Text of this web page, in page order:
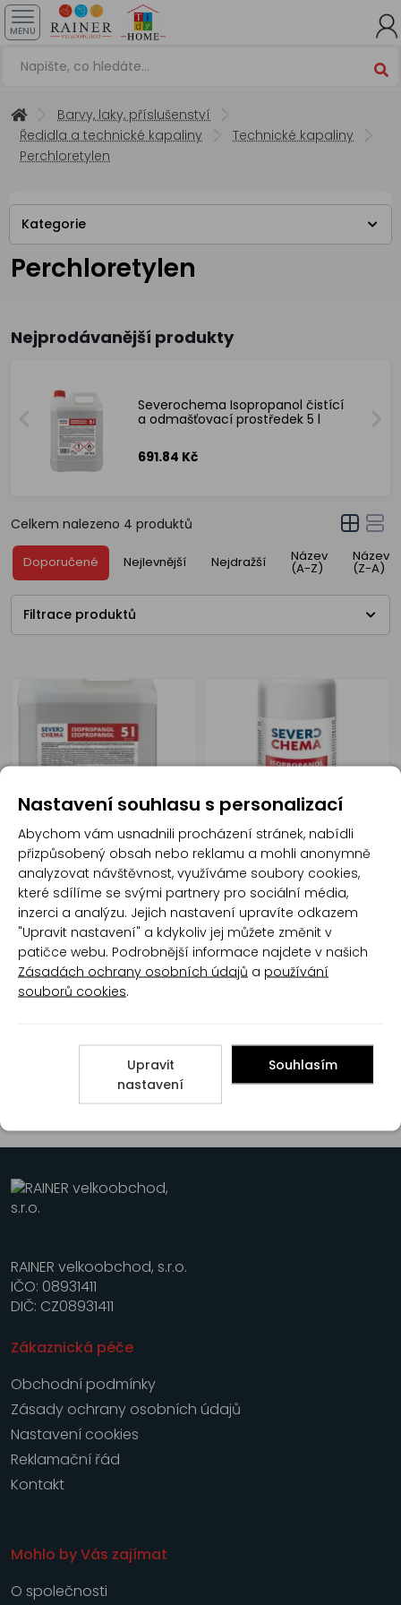
MENU
Barvy, laky, příslušenství
Ředidla a technické kapaliny
Technické kapaliny
Perchloretylen
Kategorie
Perchloretylen
Nejprodávanější produkty
Severochema Isopropanol čistící
a odmašťovací prostředek 5 l
691.84 Kč
Celkem nalezeno 4 produktů
Doporučené Nejlevnější Nejdražší Název
(A-Z)
Název
(Z-A)
Filtrace produktů
Severochema Isopropanol
čistící a odmašťovací
prostředek 5 l
Severochema Isopropanol,
čisticí a odmašťovací
prostředek, 1 l
BALTECH Perchloretylen, VYŘAZENO BALtech
Perchloretylen, 8 kg
RAINER velkoobchod, s.r.o.
IČO: 08931411
DIČ: CZ08931411
Zákaznická péče
Obchodní podmínky
Zásady ochrany osobních údajů
Nastavení cookies
Reklamační řád
Kontakt
Mohlo by Vás zajímat
O společnosti
Nastavení souhlasu s personalizací
Abychom vám usnadnili procházení stránek, nabídli
přizpůsobený obsah nebo reklamu a mohli anonymně
analyzovat návštěvnost, využíváme soubory cookies,
které sdílíme se svými partnery pro sociální média,
inzerci a analýzu. Jejich nastavení upravíte odkazem
"Upravit nastavení" a kdykoliv jej můžete změnit v
patičce webu. Podrobnější informace najdete v našich
Zásadách ochrany osobních údajů a používání
souborů cookies.
Upravit
nastavení
Souhlasím